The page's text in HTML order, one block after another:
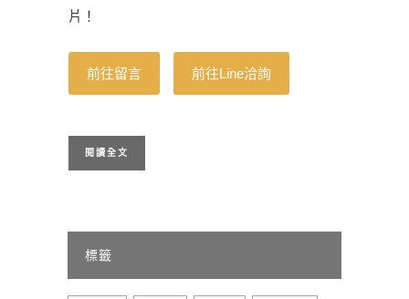
片！
前往留言 前往Line洽詢
閱讀全文
標籤